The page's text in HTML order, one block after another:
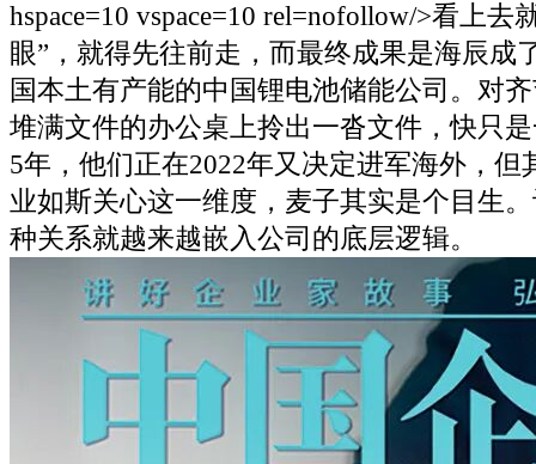
hspace=10 vspace=10 rel=nofollow/>看上去
眼”，就得先往前走，而最终成果是海辰成
国本土有产能的中国锂电池储能公司。对
堆满文件的办公桌上拎出一沓文件，快只
5年，他们正在2022年又决定进军海外，但
业如斯关心这一维度，麦子其实是个目生
种关系就越来越嵌入公司的底层逻辑。